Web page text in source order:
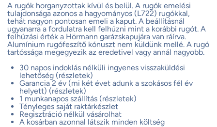
A rugók horganyzottak kívül és belül. A rugók emelési
tulajdonsága azonos a hagyományos (L722) rugókkal,
tehát nagyon pontosan emeli a kaput. A beállításnál
ugyanarra a fordulatra kell felhúzni mint a korábbi rugót. A
felhúzási érték a Hörmann garázskapujára van ráírva.
Alumínium rugófeszítő kónuszt nem küldünk mellé. A rugó
tartóssága megegyezik az eredetivel vagy annál nagyobb.
30 napos indoklás nélküli ingyenes visszaküldési
lehetőség (részletek)
Garancia 2 év (mi két évet adunk a szokásos fél év
helyett) (részletek)
1 munkanapos szállítás (részletek)
Tényleges saját raktárkészlet
Regisztráció nélkül vásárolhat
A kosárban azonnal látszik minden költség